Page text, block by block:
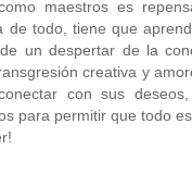
maestros es
de todo, tiene que
un despertar de la
creativa y
con sus
para permitir que todo